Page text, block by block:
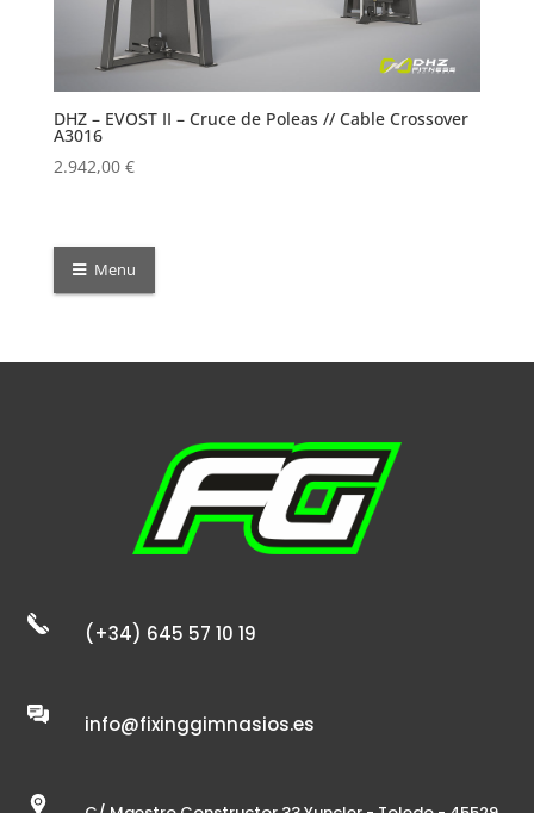
DHZ – EVOST II – Cruce de Poleas // Cable Crossover
A3016
2.942,00 €
Menu
(+34) 645 57 10 19
info@fixinggimnasios.es